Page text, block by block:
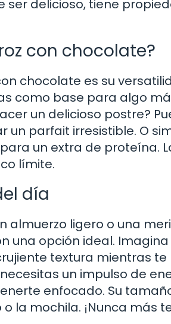
ser delicioso, tiene
con chocolate?
chocolate es su
como base para algo
un delicioso postre?
un parfait irresistible. O
un extra de proteína.
límite.
día
almuerzo ligero o una
una opción ideal.
textura mientras
un impulso de
enfocado. Su
la mochila. ¡Nunca más